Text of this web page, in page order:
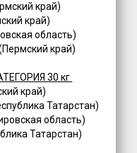
край)
край)
область)
край)
30 кг
край)
Татарстан)
область)
Татарстан)